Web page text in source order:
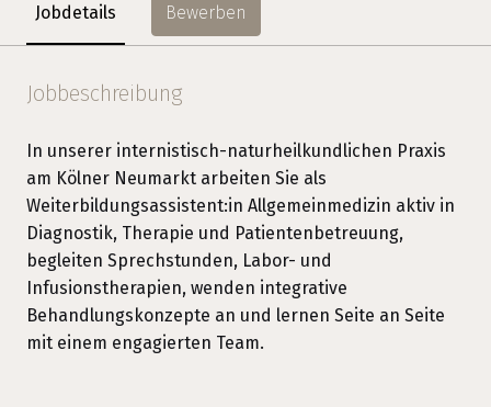
Jobdetails Bewerben
Jobbeschreibung
In unserer internistisch-naturheilkundlichen Praxis
am Kölner Neumarkt arbeiten Sie als
Weiterbildungsassistent:in Allgemeinmedizin aktiv in
Diagnostik, Therapie und Patientenbetreuung,
begleiten Sprechstunden, Labor- und
Infusionstherapien, wenden integrative
Behandlungskonzepte an und lernen Seite an Seite
mit einem engagierten Team.